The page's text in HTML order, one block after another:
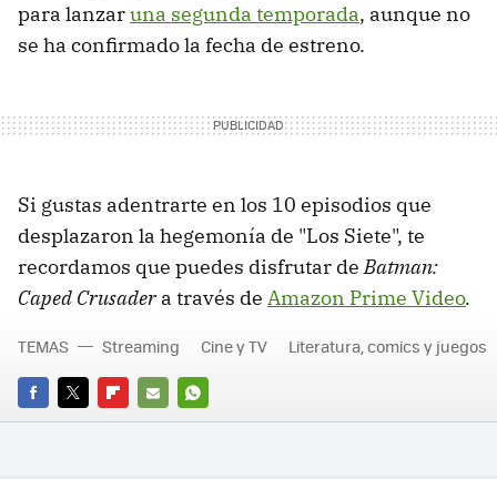
para lanzaruna segunda temporada, aunque no
se ha confirmado la fecha de estreno.
Si gustas adentrarte en los 10 episodios que
desplazaron la hegemonía de "Los Siete", te
recordamos que puedes disfrutar deBatman:
Caped Crusadera través de Amazon Prime Video.
FACEBOOK
TWITTERFLIPBOARD
E-
WHATSAPP
TEMAS Streaming Cine y TV Literatura, comics y juegos